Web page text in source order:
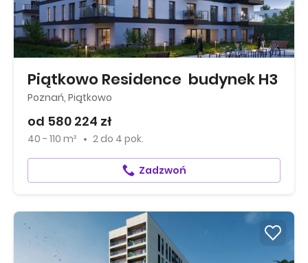
Piątkowo Residence budynek H3
Poznań, Piątkowo
od 580 224 zł
40 - 110 m² 2 do 4 pok.
Zadzwoń